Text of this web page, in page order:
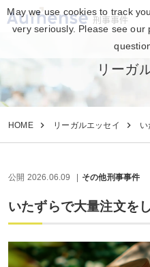
刑事事件
リーガ
HOME リーガルエッセイ い
公開 2026.06.09 その他刑事事件
いたずらで大量注文を
May we use cookies to track
very seriously. Please see